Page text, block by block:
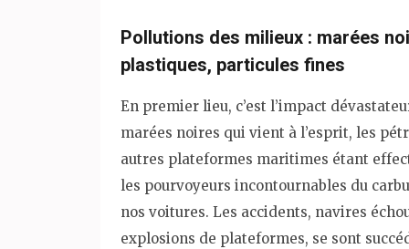
Pollutions des milieux : marées
plastiques, particules fines
En premier lieu, c’est l’impact
marées noires qui vient à l’esprit, les
autres plateformes maritimes étant
les pourvoyeurs incontournables du
nos voitures. Les accidents, navires
explosions de plateformes, se sont